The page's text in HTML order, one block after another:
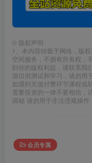
© 版权声明
1、本内容转载于网络，版
空间服务，不拥有所有权，
到你的版权利益，请联系我
源仅供测试和学习，请勿用
如遇到充值付费环节课程或
需要投资的一律不要相信，
揭秘 请勿用于非法违规操
会员专属